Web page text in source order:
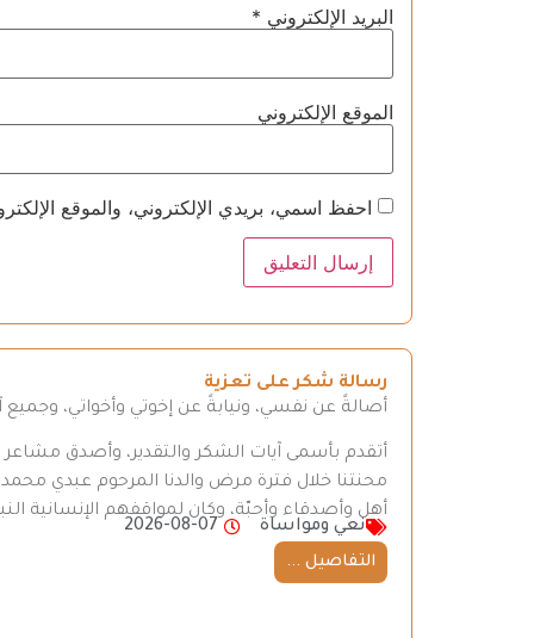
البريد الإلكتروني *
الموقع الإلكتروني
احفظ اسمي، بريدي الإلكتروني، والموقع
رسالة شكر على تعزية
أصالةً عن نفسي، ونيابةً عن إخوتي وأخواتي،
أتقدم بأسمى آيات الشكر والتقدير، وأصدق مشاعر
محنتنا خلال فترة مرض والدنا المرحوم عبدي
أهل وأصدقاء وأحبّة، وكان لمواقفهم الإنسانية
نعي ومواساة
2026-08-07
التفاصيل ...